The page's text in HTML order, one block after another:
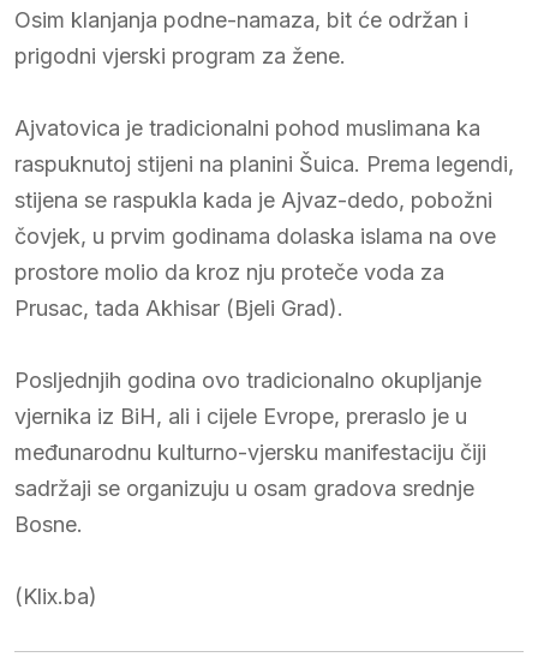
Osim klanjanja podne-namaza, bit će održan i
prigodni vjerski program za žene.
Ajvatovica je tradicionalni pohod muslimana ka
raspuknutoj stijeni na planini Šuica. Prema legendi,
stijena se raspukla kada je Ajvaz-dedo, pobožni
čovjek, u prvim godinama dolaska islama na ove
prostore molio da kroz nju proteče voda za
Prusac, tada Akhisar (Bjeli Grad).
Posljednjih godina ovo tradicionalno okupljanje
vjernika iz BiH, ali i cijele Evrope, preraslo je u
međunarodnu kulturno-vjersku manifestaciju čiji
sadržaji se organizuju u osam gradova srednje
Bosne.
(Klix.ba)